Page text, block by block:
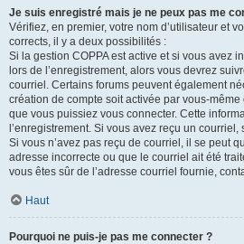
Je suis enregistré mais je ne peux pas me
Vérifiez, en premier, votre nom d’utilisateur et
corrects, il y a deux possibilités :
Si la gestion COPPA est active et si vous avez
lors de l’enregistrement, alors vous devrez
courriel. Certains forums peuvent également
création de compte soit activée par vous-
que vous puissiez vous connecter. Cette
l’enregistrement. Si vous avez reçu un
Si vous n’avez pas reçu de courriel, il se peut
adresse incorrecte ou que le courriel ait été
vous êtes sûr de l’adresse courriel fournie,
Haut
Pourquoi ne puis-je pas me connecter ?